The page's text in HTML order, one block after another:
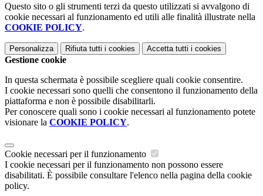
Questo sito o gli strumenti terzi da questo utilizzati si avvalgono di
cookie necessari al funzionamento ed utili alle finalità illustrate nella
COOKIE POLICY.
Personalizza Rifiuta tutti i cookies Accetta tutti i cookies
Gestione cookie
In questa schermata è possibile scegliere quali cookie consentire.
I cookie necessari sono quelli che consentono il funzionamento della
piattaforma e non è possibile disabilitarli.
Per conoscere quali sono i cookie necessari al funzionamento potete
visionare la COOKIE POLICY.
Cookie necessari per il funzionamento
I cookie necessari per il funzionamento non possono essere
disabilitati. È possibile consultare l'elenco nella pagina della cookie
policy.